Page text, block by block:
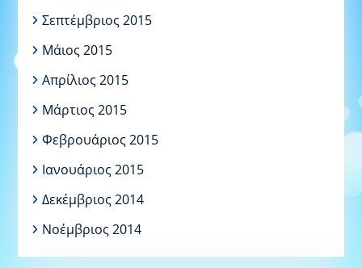
Σεπτέμβριος 2015
Μάιος 2015
Απρίλιος 2015
Μάρτιος 2015
Φεβρουάριος 2015
Ιανουάριος 2015
Δεκέμβριος 2014
Νοέμβριος 2014